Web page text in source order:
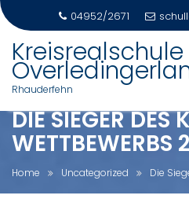
content
04952/2671
Kreisrealschule
Rhauderfehn
DIE SIEGER
WETTBEWERBS
Home Uncategorized Die